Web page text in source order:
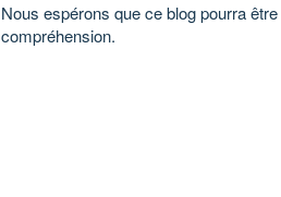
Nous espérons que ce blog pourra
compréhension.